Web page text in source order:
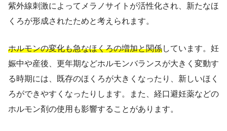
紫外線刺激によってメラノサイトが活性化され、新たなほ
くろが形成されたためと考えられます。
ホルモンの変化も急なほくろの増加と関係しています。妊
娠中や産後、更年期などホルモンバランスが大きく変動す
る時期には、既存のほくろが大きくなったり、新しいほく
ろができやすくなったりします。また、経口避妊薬などの
ホルモン剤の使用も影響することがあります。